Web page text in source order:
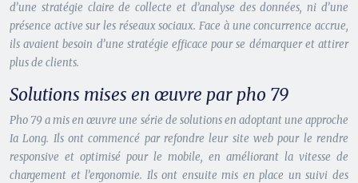
d’une stratégie claire de collecte et d’analyse des données, ni d’une
présence active sur les réseaux sociaux. Face à une concurrence accrue,
ils avaient besoin d’une stratégie efficace pour se démarquer et attirer
plus de clients.
Solutions mises en œuvre par pho 79
Pho 79 a mis en œuvre une série de solutions en adoptant une approche
Ia Long. Ils ont commencé par refondre leur site web pour le rendre
responsive et optimisé pour le mobile, en améliorant la vitesse de
chargement et l’ergonomie. Ils ont ensuite mis en place un suivi des